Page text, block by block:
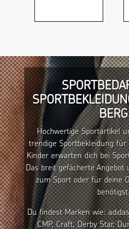
BERG
Hochwertige Sportartikel
trendige Sportbekleidung
Kinder erwarten dich bei
Das breit gefächerte Angebot
zum Sport oder für deine
Du findest Marken wie:
CMP, Craft, Derby Star,